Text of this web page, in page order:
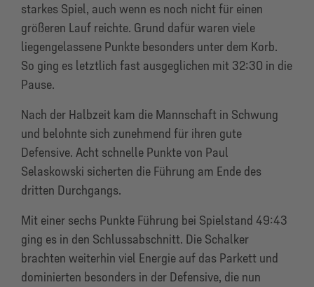
starkes Spiel, auch wenn es noch nicht für einen
größeren Lauf reichte. Grund dafür waren viele
liegengelassene Punkte besonders unter dem Korb.
So ging es letztlich fast ausgeglichen mit 32:30 in die
Pause.
Nach der Halbzeit kam die Mannschaft in Schwung
und belohnte sich zunehmend für ihren gute
Defensive. Acht schnelle Punkte von Paul
Selaskowski sicherten die Führung am Ende des
dritten Durchgangs.
Mit einer sechs Punkte Führung bei Spielstand 49:43
ging es in den Schlussabschnitt. Die Schalker
brachten weiterhin viel Energie auf das Parkett und
dominierten besonders in der Defensive, die nun